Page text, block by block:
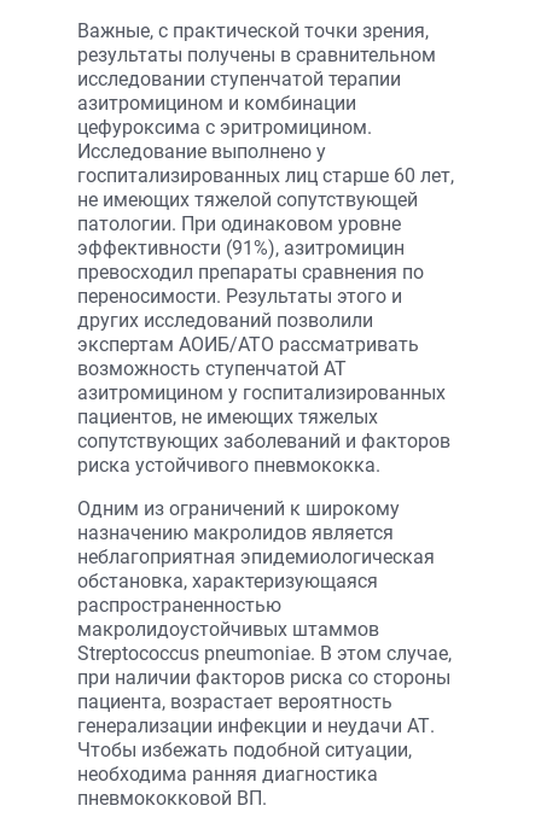
Важные, с практической точки зрения,
результаты получены в сравнительном
исследовании ступенчатой терапии
азитромицином и комбинации
цефуроксима с эритромицином.
Исследование выполнено у
госпитализированных лиц старше 60 лет,
не имеющих тяжелой сопутствующей
патологии. При одинаковом уровне
эффективности (91%), азитромицин
превосходил препараты сравнения по
переносимости. Результаты этого и
других исследований позволили
экспертам АОИБ/АТО рассматривать
возможность ступенчатой АТ
азитромицином у госпитализированных
пациентов, не имеющих тяжелых
сопутствующих заболеваний и факторов
риска устойчивого пневмококка.
Одним из ограничений к широкому
назначению макролидов является
неблагоприятная эпидемиологическая
обстановка, характеризующаяся
распространенностью
макролидоустойчивых штаммов
Streptococcus pneumoniae. В этом случае,
при наличии факторов риска со стороны
пациента, возрастает вероятность
генерализации инфекции и неудачи АТ.
Чтобы избежать подобной ситуации,
необходима ранняя диагностика
пневмококковой ВП.